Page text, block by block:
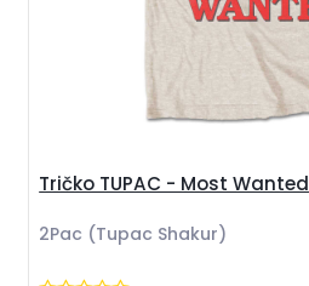
Tričko TUPAC - Most Wanted
2Pac (Tupac Shakur)